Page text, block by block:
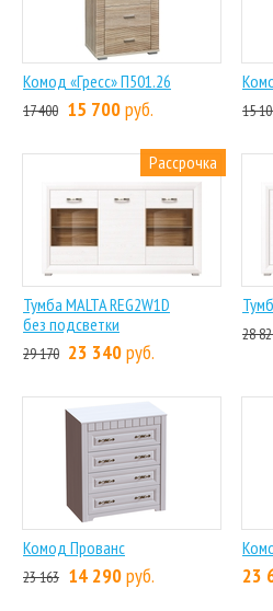
Комод «Гресс» П501.26
17 400 15 700руб. 15
Рассрочка
Тумба MALTA REG2W1D
без подсветки
29 170 23 340руб.
28
Комод Прованс
23 163 14 290руб. 23